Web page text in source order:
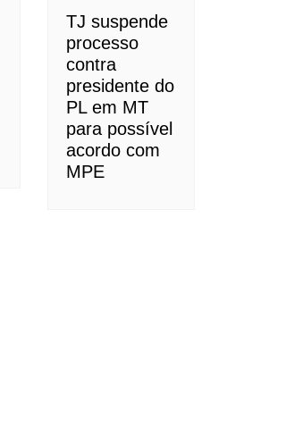
TJ suspende
processo
contra
presidente do
PL em MT
para possível
acordo com
MPE